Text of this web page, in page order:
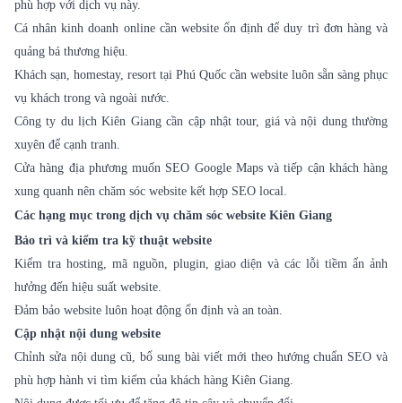
phù hợp với dịch vụ này.
Cá nhân kinh doanh online cần website ổn định để duy trì đơn hàng và
quảng bá thương hiệu.
Khách sạn, homestay, resort tại Phú Quốc cần website luôn sẵn sàng phục
vụ khách trong và ngoài nước.
Công ty du lịch Kiên Giang cần cập nhật tour, giá và nội dung thường
xuyên để cạnh tranh.
Cửa hàng địa phương muốn SEO Google Maps và tiếp cận khách hàng
xung quanh nên chăm sóc website kết hợp SEO local.
Các hạng mục trong dịch vụ chăm sóc website Kiên Giang
Bảo trì và kiểm tra kỹ thuật website
Kiểm tra hosting, mã nguồn, plugin, giao diện và các lỗi tiềm ẩn ảnh
hưởng đến hiệu suất website.
Đảm bảo website luôn hoạt động ổn định và an toàn.
Cập nhật nội dung website
Chỉnh sửa nội dung cũ, bổ sung bài viết mới theo hướng chuẩn SEO và
phù hợp hành vi tìm kiếm của khách hàng Kiên Giang.